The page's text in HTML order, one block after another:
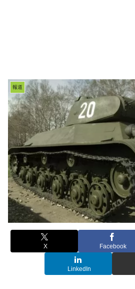
報道
X Facebook
LinkedIn